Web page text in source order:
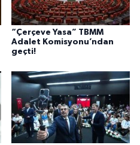
“Çerçeve Yasa” TBMM
Adalet Komisyonu’ndan
geçti!